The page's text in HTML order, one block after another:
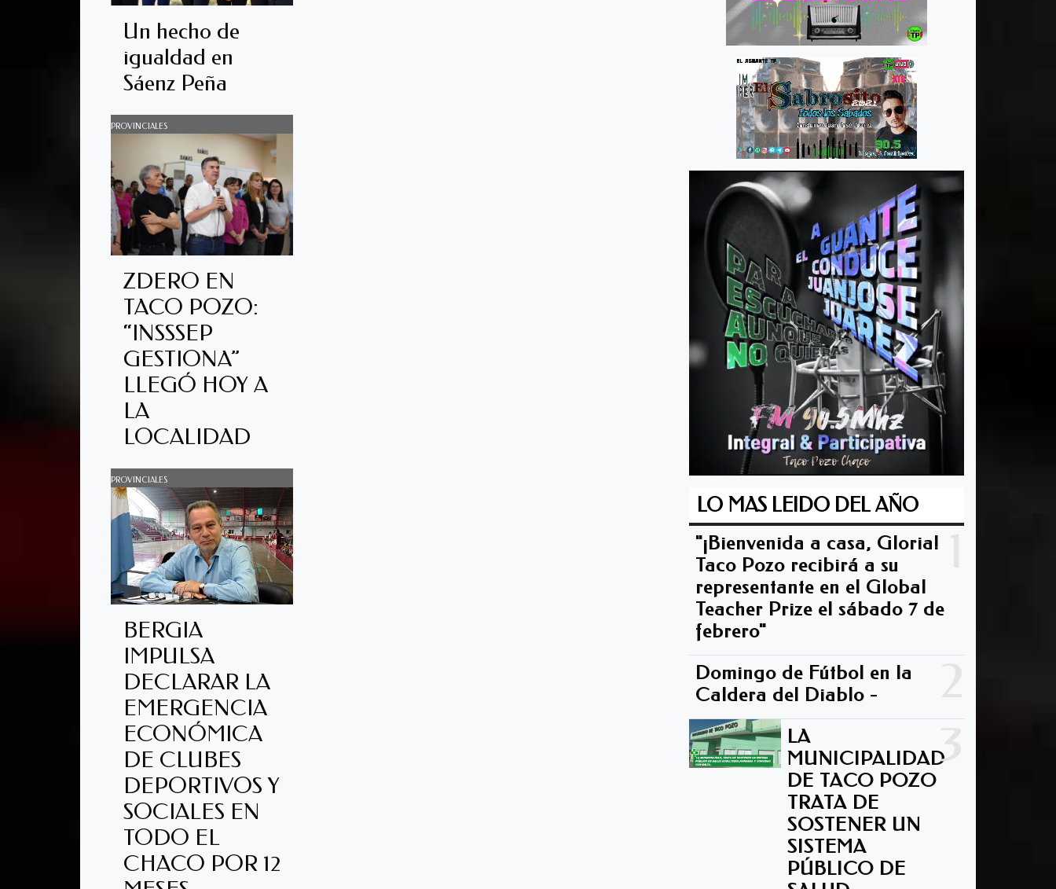
Un hecho de
igualdad en
Sáenz Peña
PROVINCIALES
ZDERO EN
TACO POZO:
“INSSSEP
GESTIONA”
LLEGÓ HOY A
LA
LOCALIDAD
PROVINCIALES
BERGIA
IMPULSA
DECLARAR LA
EMERGENCIA
ECONÓMICA
DE CLUBES
DEPORTIVOS Y
SOCIALES EN
TODO EL
CHACO POR 12
LO MAS LEIDO DEL AÑO
"¡Bienvenida a casa, Gloria!
Taco Pozo recibirá a su
representante en el Global
Teacher Prize el sábado 7 de
febrero"
Domingo de Fútbol en la
Caldera del Diablo -
3
LA
MUNICIPALIDAD
DE TACO POZO
TRATA DE
SOSTENER UN
SISTEMA
PÚBLICO DE